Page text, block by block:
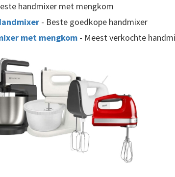
handmixer met mengkom
- Beste goedkope handmixer
met mengkom - Meest verkochte